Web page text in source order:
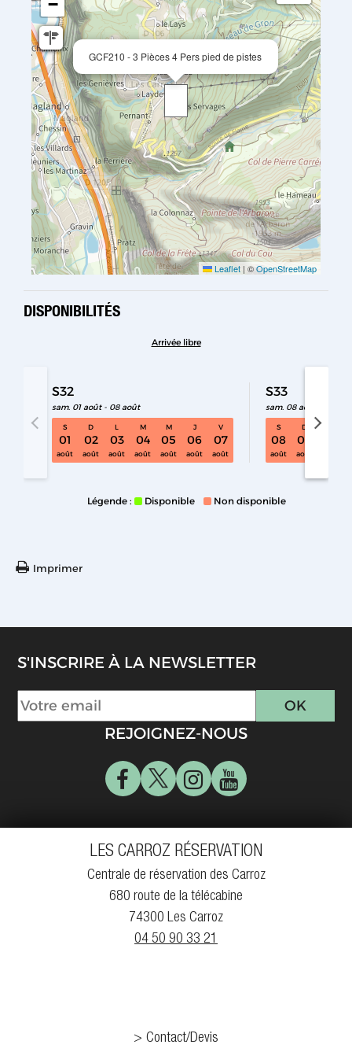
GCF210 - 3 Pièces 4 Pers pied de pistes
−
Leaflet | ©OpenStreetMap
DISPONIBILITÉS
Arrivée libre
S32
sam. 01 août - 08 août
S
01
août
D
02
août
L
03
août
M
04
août
M
05
août
J
06
août
V
07
août
S33
sam. 08 août - 15 août
S
08
août
D
09
août
S32 sam. 01 août - 08 août
Légende : Disponible Non disponible
Imprimer
S'INSCRIRE À LA NEWSLETTER
REJOIGNEZ-NOUS
LES CARROZ RÉSERVATION
Centrale de réservation des Carroz
680 route de la télécabine
74300 Les Carroz
04 50 90 33 21
Contact/Devis